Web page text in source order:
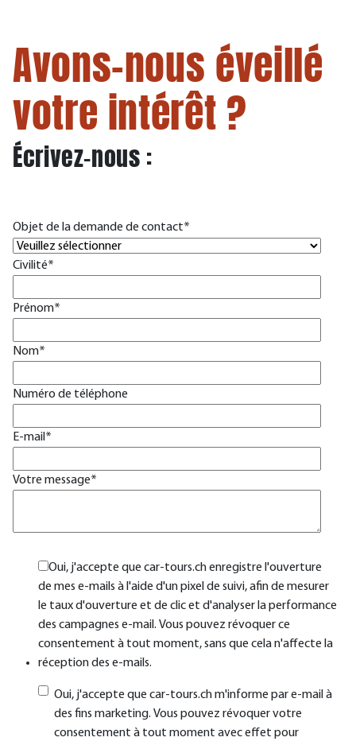
Avons-nous éveillé
votre intérêt ?
Écrivez-nous :
Objet de la demande de contact*
Civilité*
Prénom*
Nom*
Numéro de téléphone
E-mail *
Votre message*
Oui, j'accepte que car-tours.ch enregistre l'ouverture
de mes e-mails à l'aide d'un pixel de suivi, afin de mesurer
le taux d'ouverture et de clic et d'analyser la performance
des campagnes e-mail. Vous pouvez révoquer ce
consentement à tout moment, sans que cela n'affecte la
réception des e-mails.
Oui, j'accepte que car-tours.ch m'informe par e-mail à
des fins marketing. Vous pouvez révoquer votre
consentement à tout moment avec effet pour